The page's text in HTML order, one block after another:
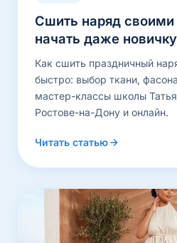
Сшить наряд своими
начать даже новичку
Как сшить праздничный
быстро: выбор ткани,
мастер-классы школы
Ростове-на-Дону и онлайн.
Читать статью